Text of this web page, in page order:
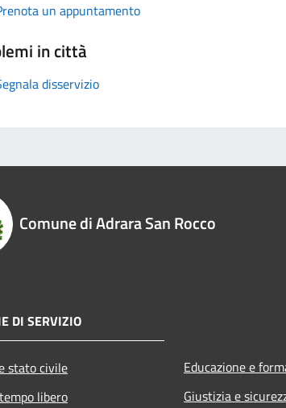
un appuntamento
in città
disservizio
Comune di Adrara San Rocco
DI SERVIZIO
stato civile
libero
Educazione e
Giustizia e